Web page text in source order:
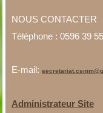
NOUS CONTACTER
Téléphone : 0596 39
E-mail:
Administrateur Site